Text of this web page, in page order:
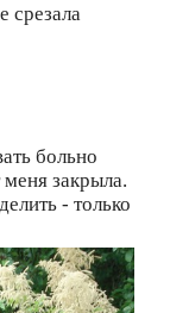
срезала
больно
закрыла.
- только